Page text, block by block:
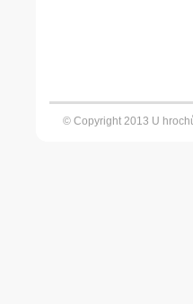
© Copyright 2013 U